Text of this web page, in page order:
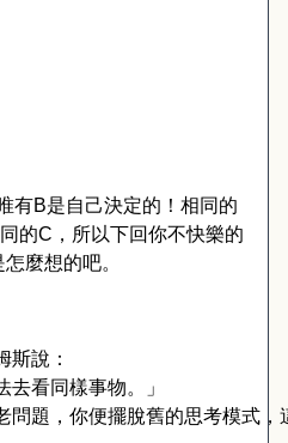
有B是自己決定的！相同的
的C ，所以下回你不快樂的
怎麼想的吧。
斯說：
去看同樣事物。」
問題，你便擺脫舊的思考模式，